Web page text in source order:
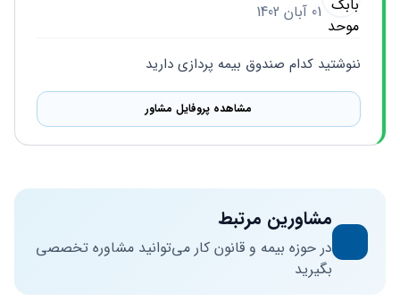
01 آبان 1402
ننوشتید کدام صندوق بیمه پردازی دارید
مشاهده پروفایل مشاور
مشاورین مرتبط
در حوزه بیمه و قانون کار می‌توانید مشاوره تخصصی
بگیرید